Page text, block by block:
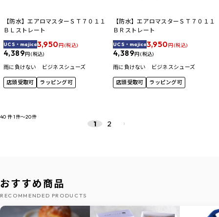
【防水】エアロマスターＳＴ７０１１
ＢＬストレート
UCS・majica3,950円 (税込)
4,389円 (税込)
雨に負けない ビジネスシューズ
店頭受取可 ラッピング可
【防水】エアロマスターＳＴ７０１１
ＢＲストレート
UCS・majica3,950円 (税込)
4,389円 (税込)
雨に負けない ビジネスシューズ
店頭受取可 ラッピング可
40 件1件～20件
1 2
おすすめ商品
RECOMMENDED PRODUCTS